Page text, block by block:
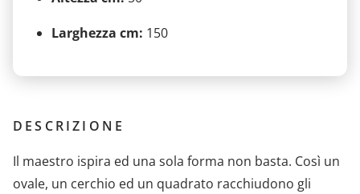
Larghezza cm: 150
DESCRIZIONE
Il maestro ispira ed una sola forma non basta. Così un
ovale, un cerchio ed un quadrato racchiudono gli